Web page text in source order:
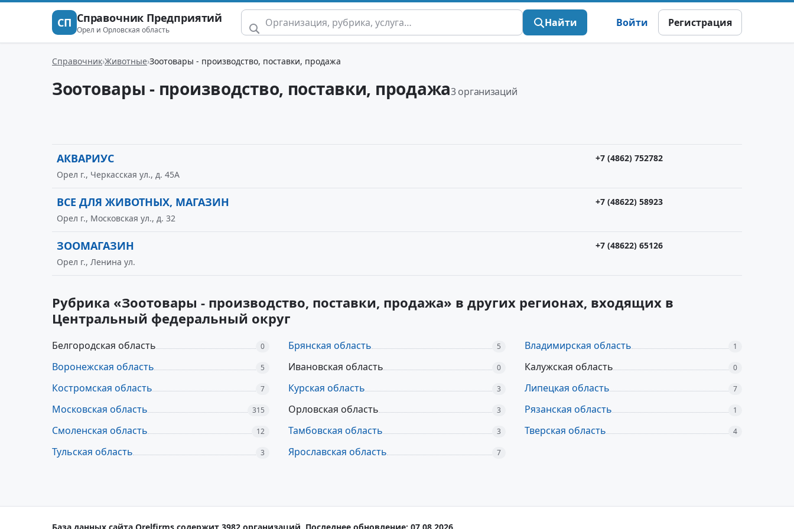
СП Справочник Предприятий
Орел и Орловская область
Найти Войти Регистрация
Справочник Животные Зоотовары - производство, поставки, продажа
Зоотовары - производство, поставки, продажа3 организаций
АКВАРИУС
+7 (4862) 752782
Орел г., Черкасская ул., д. 45А
ВСЕ ДЛЯ ЖИВОТНЫХ, МАГАЗИН
+7 (48622) 58923
Орел г., Московская ул., д. 32
ЗООМАГАЗИН
+7 (48622) 65126
Орел г., Ленина ул.
Рубрика «Зоотовары - производство, поставки, продажа» в других регионах, входящих в
Центральный федеральный округ
Белгородская область 0 Брянская область 5 Владимирская область 1
Воронежская область 5 Ивановская область 0 Калужская область 0
Костромская область 7 Курская область 3 Липецкая область 7
Московская область 315 Орловская область 3 Рязанская область 1
Смоленская область 12 Тамбовская область 3 Тверская область 4
Тульская область 3 Ярославская область 7